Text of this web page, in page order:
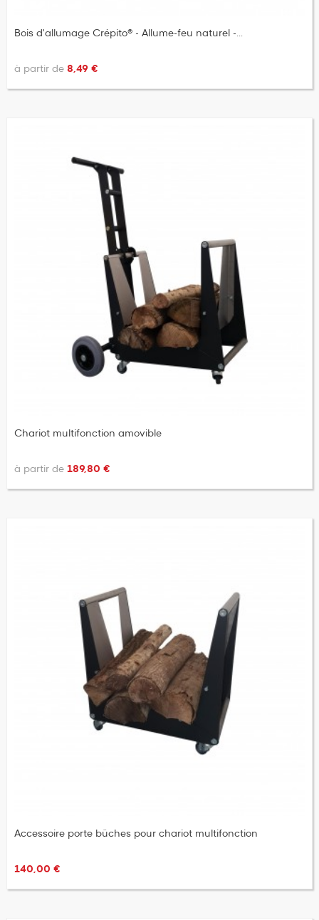
Bois d'allumage Crépito® - Allume-feu naturel -...
à partir de 8,49 €
Chariot multifonction amovible
à partir de 189,80 €
Accessoire porte bûches pour chariot multifonction
140,00 €